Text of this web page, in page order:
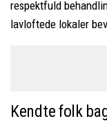
respektfuld
lavloftede lokaler
Kendte folk